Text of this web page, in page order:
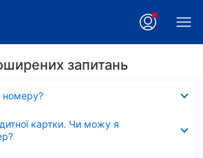
запитань
номеру?
картки. Чи можу я